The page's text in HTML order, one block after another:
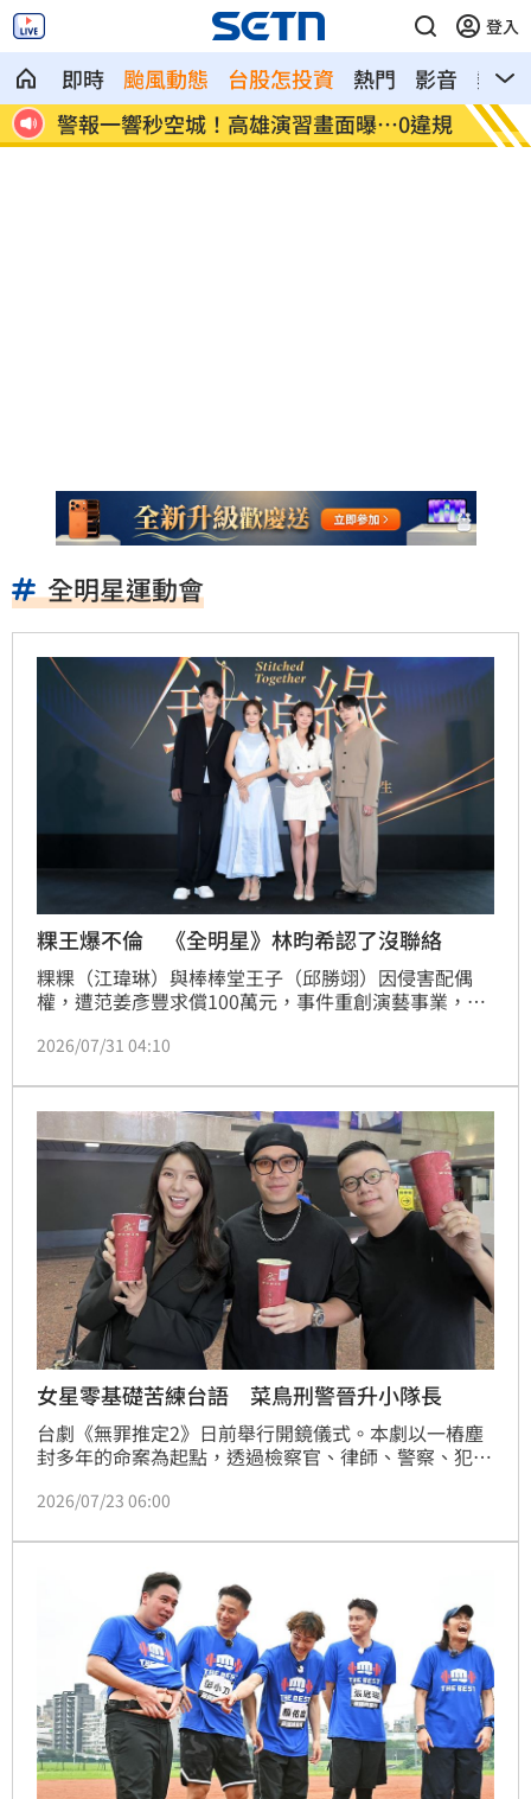
登入
即時 颱風動態 台股怎投資 熱門 影音
熱搜
規 周杰倫私生子真相曝光！孩子的親爹竟是
他
慈濟
聲
全明星運動會
粿王爆不倫 《全明星》林昀希認了沒聯絡
粿粿（江瑋琳）與棒棒堂王子（邱勝翊）因侵害配偶
權，遭范姜彥豐求償100萬元，事件重創演藝事業，也
錄製節目的林昀希，今（31）日出席《針線緣》卡司發
導
2026/07/31 04:10
女星零基礎苦練台語 菜鳥刑警晉升小隊長
台劇《無罪推定2》日前舉行開鏡儀式。本劇以一樁塵
封多年的命案為起點，透過檢察官、律師、警察、犯罪
相，探討制度、人性與正義之間的界線。集結禾浩辰、
田依甯、郭守寓等全新組合共同演出。宋亭誼報導
2026/07/23 06:00